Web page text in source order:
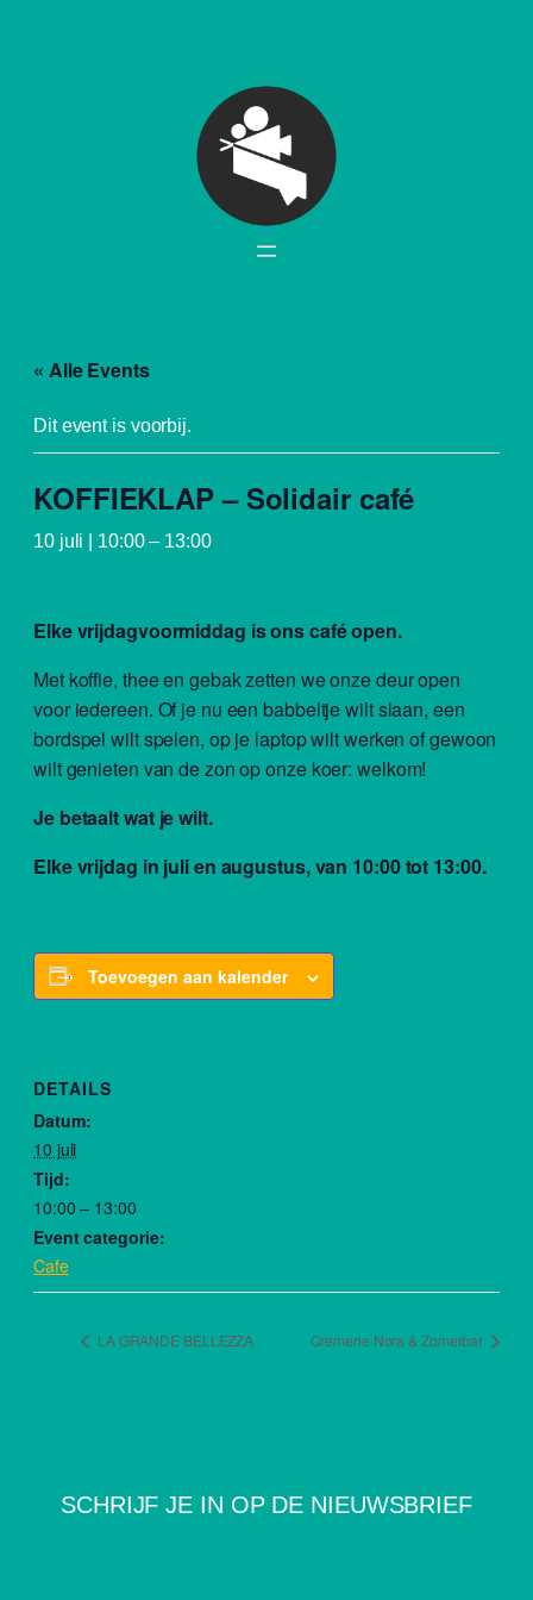
« Alle Events
Dit event is voorbij.
KOFFIEKLAP – Solidair café
10 juli | 10:00– 13:00
Elke vrijdagvoormiddag is ons café open.
Met koffie, thee en gebak zetten we onze deur open
voor iedereen. Of je nu een babbeltje wilt slaan, een
bordspel wilt spelen, op je laptop wilt werken of gewoon
wilt genieten van de zon op onze koer: welkom!
Je betaalt wat je wilt.
Elke vrijdag in juli en augustus, van 10:00 tot 13:00.
Toevoegen aan kalender
DETAILS
Datum:
10 juli
Tijd:
10:00 – 13:00
Event categorie:
Cafe
LA GRANDE BELLEZZA Cremerie Nora & Zomerbar
SCHRIJF JE IN OP DE NIEUWSBRIEF